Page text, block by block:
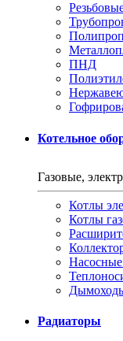
ПНД
Котельное
Газовые,
Котлы
Котлы
Радиаторы